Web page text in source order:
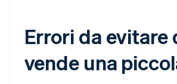
Errori da evitare
vende una